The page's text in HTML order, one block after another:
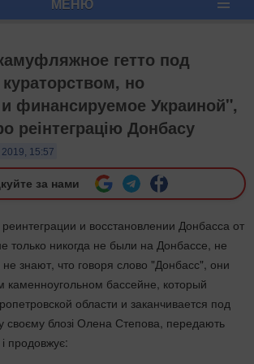
гетто под
но
финансируемое Украиной",
реінтеграцію Донбасу
2019, 15:57
за нами
и восстановлении Донбасса от
только никогда не были на Донбассе, не
знают, что говоря слово "Донбасс", они
каменноугольном бассейне, который
области и заканчивается под
своєму блозі Олена Степова, передають
і продовжує: